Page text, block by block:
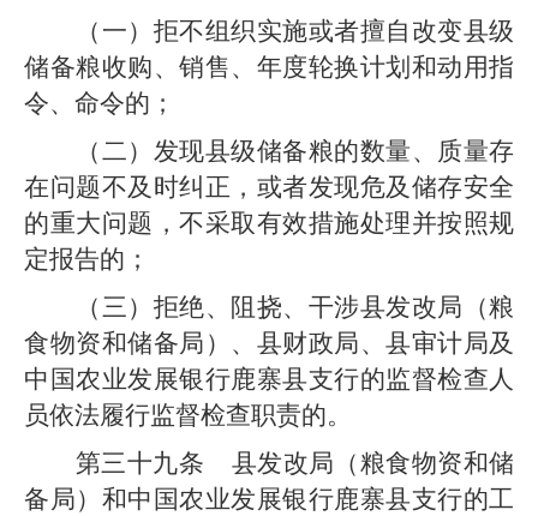
（一） 拒不组织实施或者擅自改变县级
储备粮收购、销售、年度轮换计划和动用指
令、命令的；
（二） 发现县级储备粮的数量、质量存
在问题不及时纠正，或者发现危及储存安全
的重大问题，不采取有效措施处理并按照规
定报告的；
（三）拒绝、阻挠、干涉县发改局 （粮
食物资和储备局） 、 县财政局、 县审计局及
中国农业发展银行鹿寨县支行的监督检查人
员依法履行监督检查职责的。
第三十九条
县发改局 （粮食物资和储
备局） 和中国农业发展银行鹿寨县支行的工